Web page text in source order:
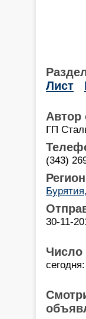
Лист
Автор
ГП
(343)
30-11-
Число